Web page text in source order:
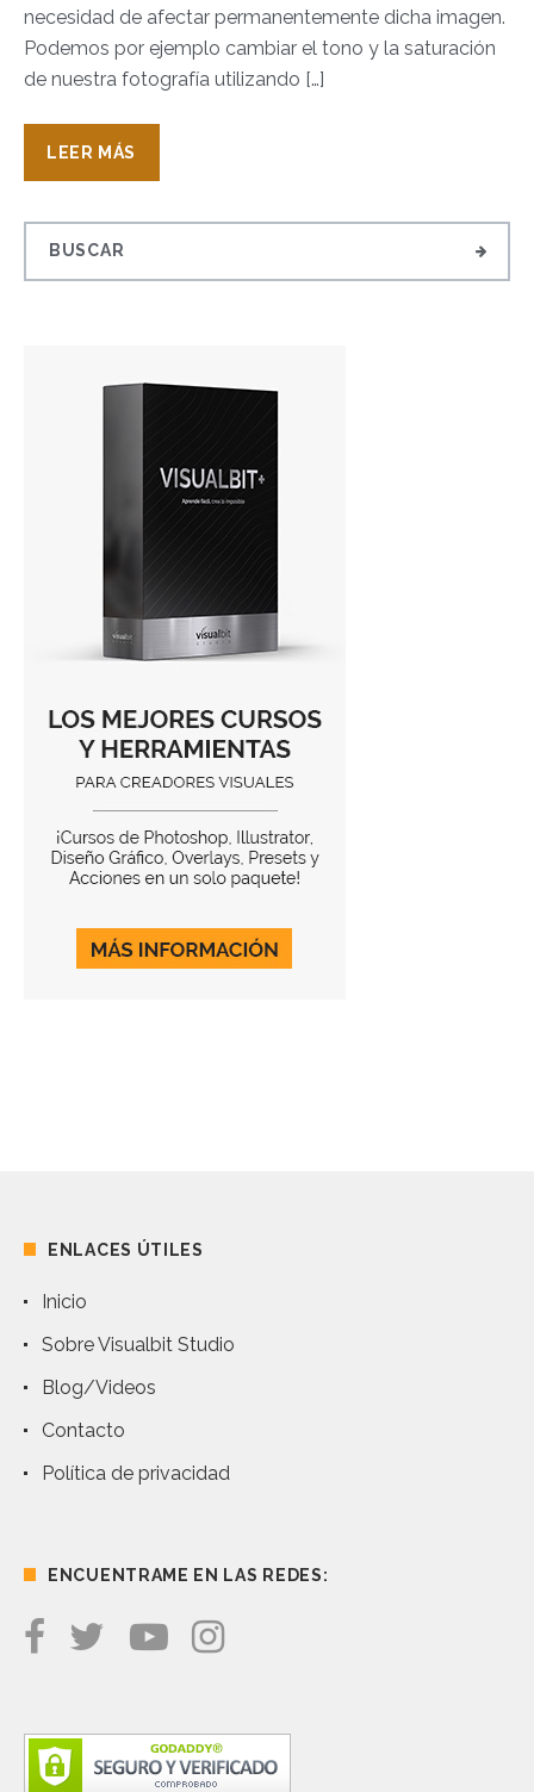
necesidad de afectar permanentemente dicha imagen.
Podemos por ejemplo cambiar el tono y la saturación
de nuestra fotografía utilizando […]
LEER MÁS
ENLACES ÚTILES
Inicio
Sobre Visualbit Studio
Blog/Videos
Contacto
Política de privacidad
ENCUENTRAME EN LAS REDES: